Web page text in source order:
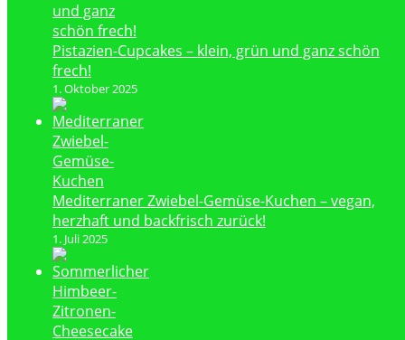
Pistazien-Cupcakes – klein, grün und ganz schön
frech!
1. Oktober 2025
Mediterraner Zwiebel-Gemüse-Kuchen – vegan,
herzhaft und backfrisch zurück!
1. Juli 2025